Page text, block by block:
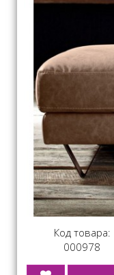
Код товара:
000978